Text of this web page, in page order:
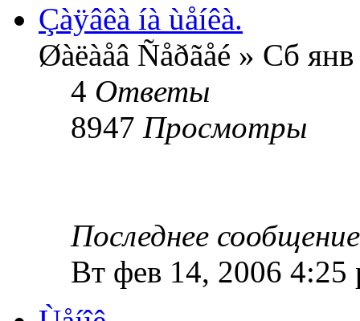
Çàÿâêà íà ùåíêà.
Øàëàåâ Ñåðãåé » Сб
4 Ответы
8947 Просмотры
Последнее
Вт фев 14, 2006 4:25